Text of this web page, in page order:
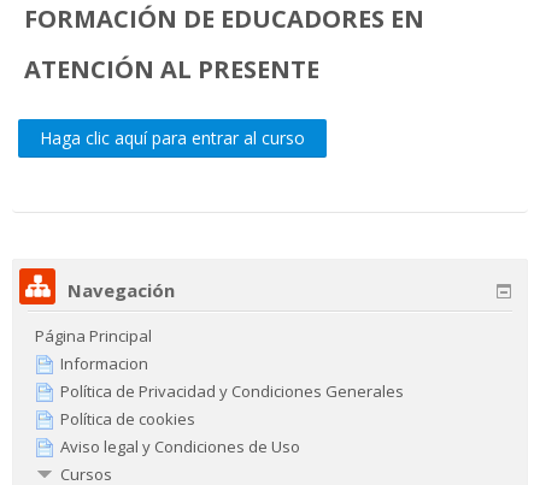
FORMACIÓN DE EDUCADORES EN
ATENCIÓN AL PRESENTE
Haga clic aquí para entrar al curso
Navegación
Página Principal
Informacion
Política de Privacidad y Condiciones Generales
Política de cookies
Aviso legal y Condiciones de Uso
Cursos